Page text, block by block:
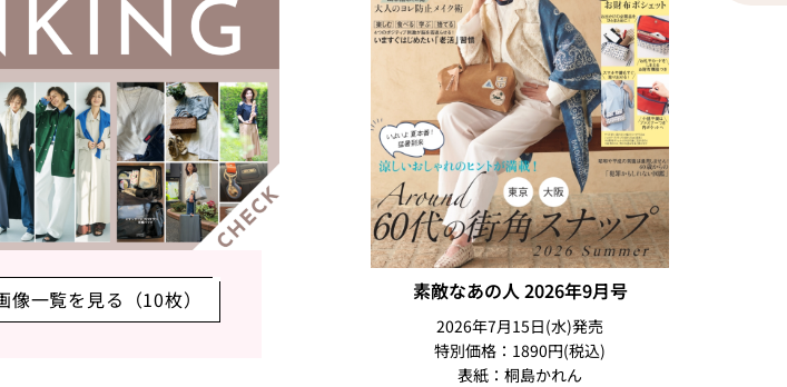
像一覧を見る（10枚） 素敵なあの人 2026年9月号
2026年7月15日(水)発売
特別価格：1890円(税込)
表紙：桐島かれん